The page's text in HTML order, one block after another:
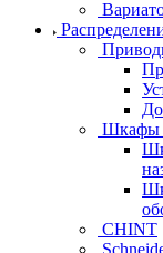
Шкафы
CHINT